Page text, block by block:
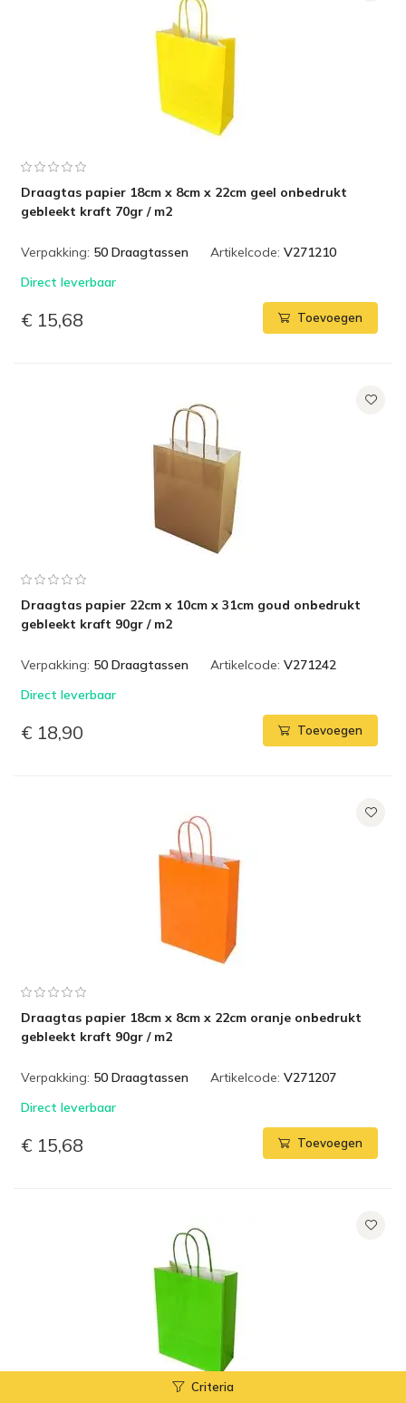
Draagtas papier 18cm x 8cm x 22cm geel onbedrukt
gebleekt kraft 70gr / m2
Verpakking: 50 Draagtassen Artikelcode: V271210
Direct leverbaar
€ 15,68 Toevoegen
Draagtas papier 22cm x 10cm x 31cm goud onbedrukt
gebleekt kraft 90gr / m2
Verpakking: 50 Draagtassen Artikelcode: V271242
Direct leverbaar
€ 18,90 Toevoegen
Draagtas papier 18cm x 8cm x 22cm oranje onbedrukt
gebleekt kraft 90gr / m2
Verpakking: 50 Draagtassen Artikelcode: V271207
Direct leverbaar
€ 15,68 Toevoegen
Criteria